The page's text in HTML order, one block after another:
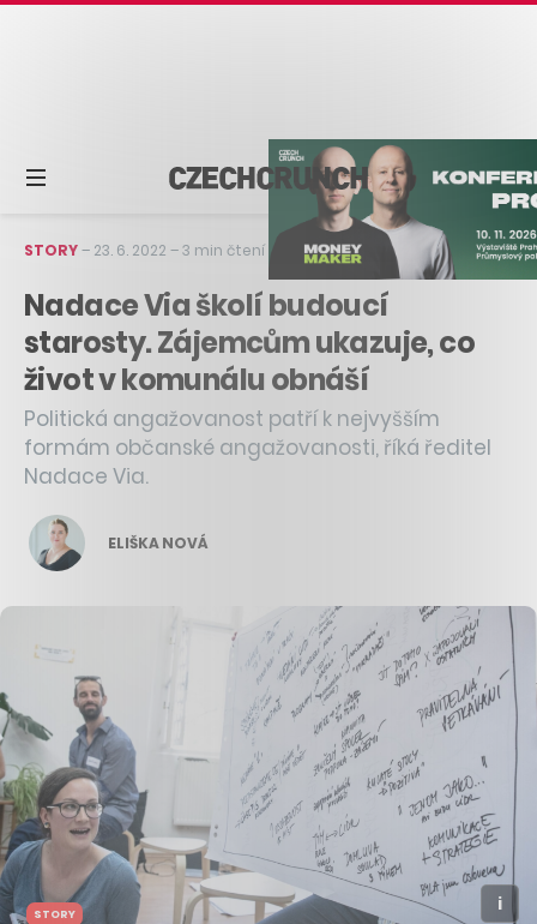
STORY– 23. 6. 2022 –3 min čtení
Nadace Via školí budoucí
starosty. Zájemcům ukazuje, co
život v komunálu obnáší
Politická angažovanost patří k nejvyšším
formám občanské angažovanosti, říká ředitel
Nadace Via.
ELIŠKA NOVÁ
STORY